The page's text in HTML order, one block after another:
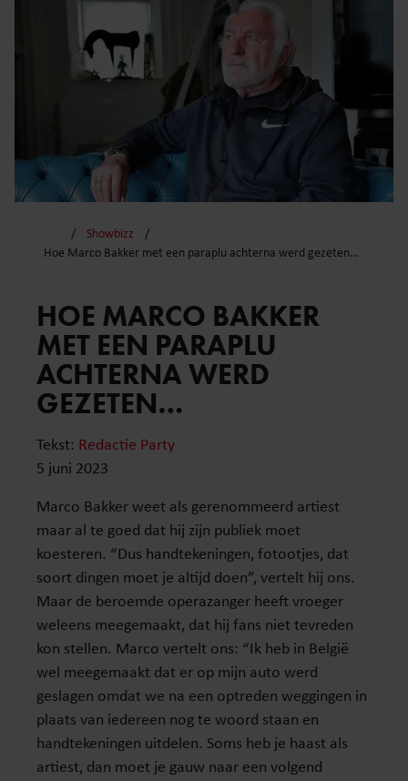
Showbizz
Hoe Marco Bakker met een paraplu achterna werd gezeten…
HOE MARCO BAKKER
MET EEN PARAPLU
ACHTERNA WERD
GEZETEN…
Tekst: Redactie Party
5 juni 2023
Marco Bakker weet als gerenommeerd artiest
maar al te goed dat hij zijn publiek moet
koesteren. “Dus handtekeningen, fotootjes, dat
soort dingen moet je altijd doen”, vertelt hij ons.
Maar de beroemde operazanger heeft vroeger
weleens meegemaakt, dat hij fans niet tevreden
kon stellen. Marco vertelt ons: “Ik heb in België
wel meegemaakt dat er op mijn auto werd
geslagen omdat we na een optreden weggingen in
plaats van iedereen nog te woord staan en
handtekeningen uitdelen. Soms heb je haast als
artiest, dan moet je gauw naar een volgend